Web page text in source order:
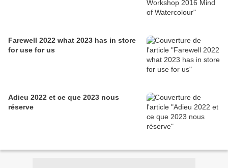
Farewell 2022 what 2023 has in store
for use for us
Adieu 2022 et ce que 2023 nous
réserve